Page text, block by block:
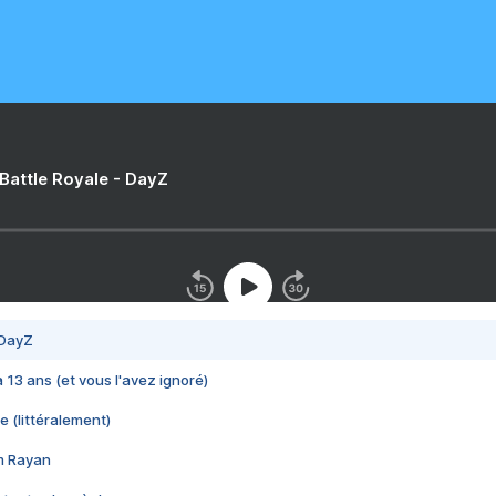
Royale - DayZ
13 ans (et vous l'avez ignoré)
(littéralement)
Rayan